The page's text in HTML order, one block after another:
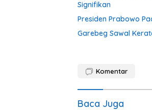
Signifikan
Presiden Prabowo
Garebeg Sawal
Komentar
Baca Juga